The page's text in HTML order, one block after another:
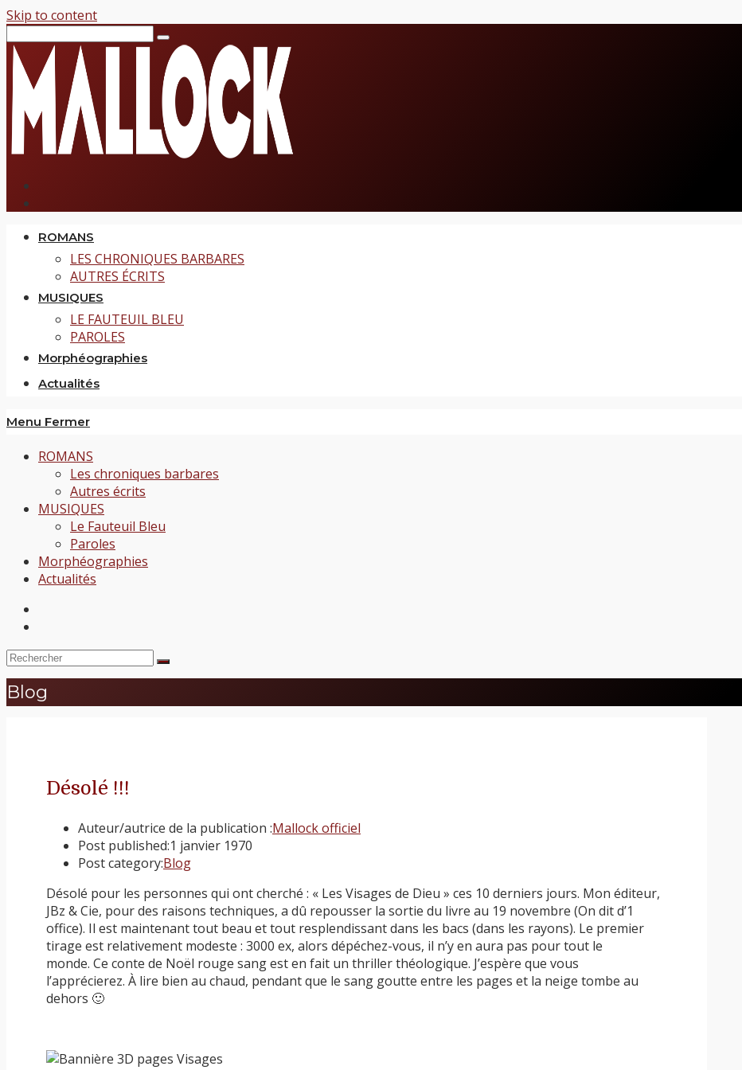
Skip to content
ROMANS
LES CHRONIQUES BARBARES
AUTRES ÉCRITS
MUSIQUES
LE FAUTEUIL BLEU
PAROLES
Morphéographies
Actualités
Menu Fermer
ROMANS
Les chroniques barbares
Autres écrits
MUSIQUES
Le Fauteuil Bleu
Paroles
Morphéographies
Actualités
Blog
Désolé !!!
Auteur/autrice de la publication :Mallock officiel
Post published:1 janvier 1970
Post category:Blog
Désolé pour les personnes qui ont cherché : « Les Visages de Dieu » ces 10 derniers jours. Mon éditeur,
JBz & Cie, pour des raisons techniques, a dû repousser la sortie du livre au 19 novembre (On dit d’1
office). Il est maintenant tout beau et tout resplendissant dans les bacs (dans les rayons). Le premier
tirage est relativement modeste : 3000 ex, alors dépéchez-vous, il n’y en aura pas pour tout le
monde. Ce conte de Noël rouge sang est en fait un thriller théologique. J’espère que vous
l’apprécierez. À lire bien au chaud, pendant que le sang goutte entre les pages et la neige tombe au
dehors 🙂